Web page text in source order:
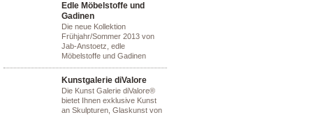
Edle Möbelstoffe und
Gadinen
Die neue Kollektion
Frühjahr/Sommer 2013 von
Jab-Anstoetz, edle
Möbelstoffe und Gadinen
Kunstgalerie diValore
Die Kunst Galerie diValore®
bietet Ihnen exklusive Kunst
an Skulpturen, Glaskunst von